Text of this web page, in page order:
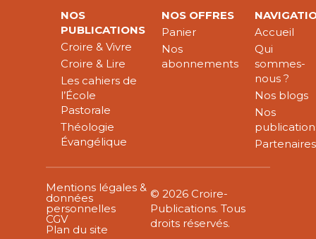
NOS
PUBLICATIONS
Croire & Vivre
Croire & Lire
Les cahiers de
l’École
Pastorale
Théologie
Évangélique
NOS OFFRES
Panier
Nos
abonnements
Accueil
Qui
sommes-
nous ?
Nos blogs
Nos
Partenaires
Mentions légales &
données
personnelles
CGV
Plan du site
© 2026 Croire-
Publications. Tous
droits réservés.